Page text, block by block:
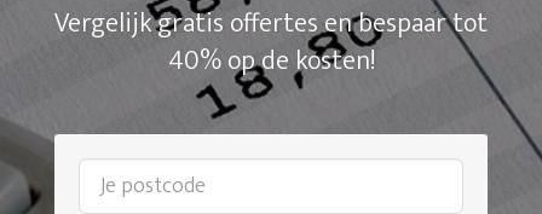
Vergelijk gratis offertes en bespaar tot
40% op de kosten!